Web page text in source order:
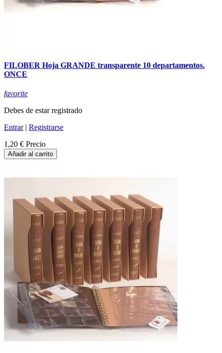
FILOBER Hoja GRANDE transparente 10 departamentos.
ONCE
favorite
Debes de estar registrado
Entrar| Registrarse
1,20 € Precio
Añadir al carrito